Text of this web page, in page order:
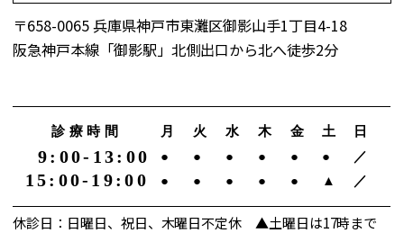
〒658-0065 兵庫県神戸市東灘区御影山手1丁目4-18
阪急神戸本線「御影駅」北側出口から北へ徒歩2分
診療時間 月 火 水 木 金 土 日
9:00-13:00 ● ● ● ● ● ● ／
15:00-19:00 ● ● ● ● ● ▲ ／
休診日：日曜日、祝日、木曜日不定休 ▲土曜日は17時まで